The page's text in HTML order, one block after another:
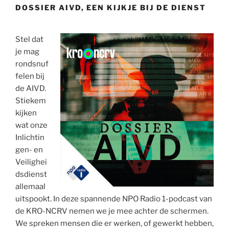
DOSSIER AIVD, EEN KIJKJE BIJ DE DIENST
Stel dat
je mag
rondsnuf
felen bij
de AIVD.
Stiekem
kijken
wat onze
Inlichtin
gen- en
Veilighei
dsdienst
allemaal
uitspookt. In deze spannende NPO Radio 1-podcast van
de KRO-NCRV nemen we je mee achter de schermen.
We spreken mensen die er werken, of gewerkt hebben,